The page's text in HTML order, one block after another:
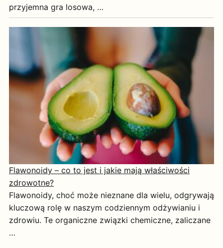
przyjemna gra losowa, …
Flawonoidy – co to jest i jakie mają właściwości
zdrowotne?
Flawonoidy, choć może nieznane dla wielu, odgrywają
kluczową rolę w naszym codziennym odżywianiu i
zdrowiu. Te organiczne związki chemiczne, zaliczane
…